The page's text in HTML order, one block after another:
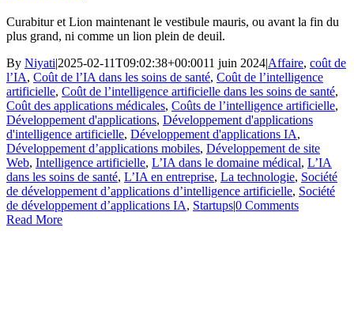
Curabitur et Lion maintenant le vestibule mauris, ou avant la fin du
plus grand, ni comme un lion plein de deuil.
By Niyati|2025-02-11T09:02:38+00:0011 juin 2024|Affaire, coût de
l’IA, Coût de l’IA dans les soins de santé, Coût de l’intelligence
artificielle, Coût de l’intelligence artificielle dans les soins de santé,
Coût des applications médicales, Coûts de l’intelligence artificielle,
Développement d'applications, Développement d'applications
d'intelligence artificielle, Développement d'applications IA,
Développement d’applications mobiles, Développement de site
Web, Intelligence artificielle, L’IA dans le domaine médical, L’IA
dans les soins de santé, L’IA en entreprise, La technologie, Société
de développement d’applications d’intelligence artificielle, Société
de développement d’applications IA, Startups|0 Comments
Read More